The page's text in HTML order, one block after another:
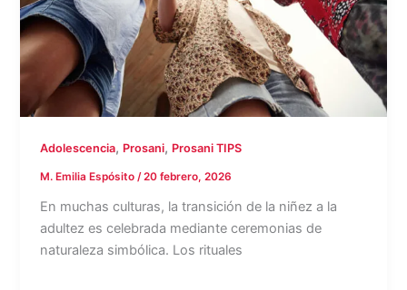
Adolescencia, Prosani, Prosani TIPS
M. Emilia Espósito/20 febrero, 2026
En muchas culturas, la transición de la niñez a la
adultez es celebrada mediante ceremonias de
naturaleza simbólica. Los rituales